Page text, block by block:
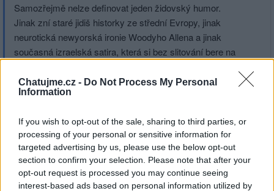
Chatujme.cz - Do Not Process My Personal
Information
If you wish to opt-out of the sale, sharing to third parties, or
processing of your personal or sensitive information for
targeted advertising by us, please use the below opt-out
section to confirm your selection. Please note that after your
opt-out request is processed you may continue seeing
interest-based ads based on personal information utilized by
Samozřejmě nelze definovat jeden židovský humor.
Jinak zní staré jidiš historky ze střední Evropy, jinak
neurotická newyorská ironie Woodyho Allena a jinak
současná izraelská satira, která si bez slitování bere na
A přesto mezi tím vším vede společná nit. Humor lidí,
kteří se naučili žít v nejistotě, aniž by přišli o chuť do
Freud kdysi poznamenal, že málokterý národ si dovede
dělat legraci sám ze sebe s takovou intenzitou jako Židé.
Což možná není známka slabosti, ale naopak určité
civilizační sebejistoty. Jen kultura, která se sama sebe
nebojí, unese sebeironii.